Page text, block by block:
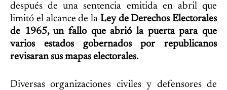
después de una sentencia emitida en abril que
limitó el alcance de la Ley de Derechos Electorales
de 1965, un fallo que abrió la puerta para que
varios estados gobernados por republicanos
revisaran sus mapas electorales.
Diversas organizaciones civiles y defensores de